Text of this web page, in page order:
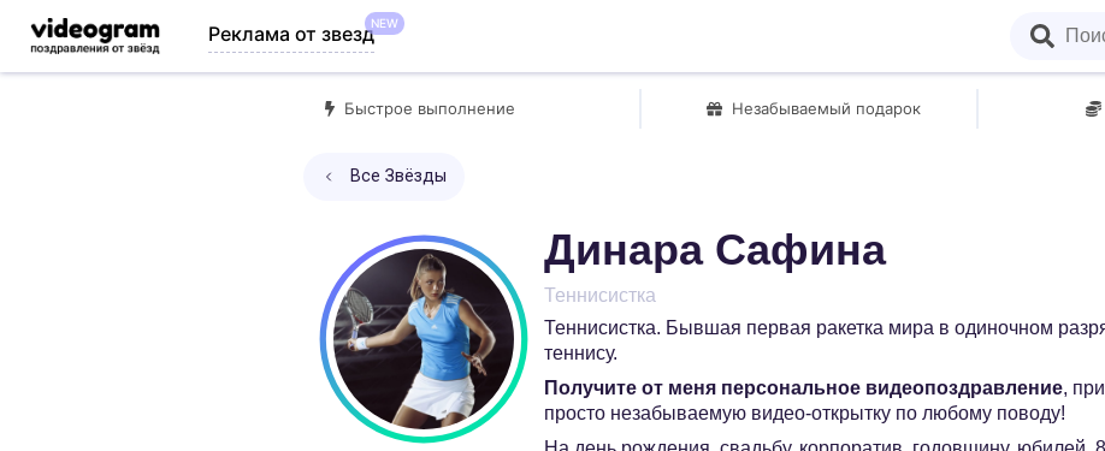
Реклама от звездNEW
Быстрое выполнение Незабываемый подарок
Все Звёзды
Динара Сафина
Теннисистка
Теннисистка. Бывшая первая ракетка мира в одиночном
теннису.
Получите от меня персональное видеопоздравление,
просто незабываемую видео-открытку по любому поводу!